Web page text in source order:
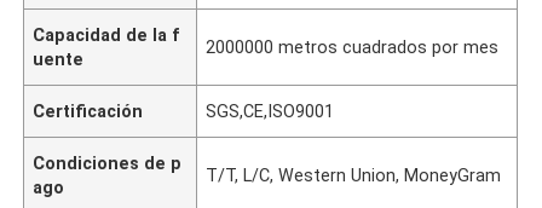
Capacidad de la f
uente
2000000 metros cuadrados por mes
Certificación SGS,CE,ISO9001
Condiciones de p
ago
T/T, L/C, Western Union, MoneyGram